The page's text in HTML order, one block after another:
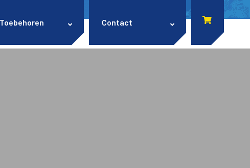
Toebehoren Contact